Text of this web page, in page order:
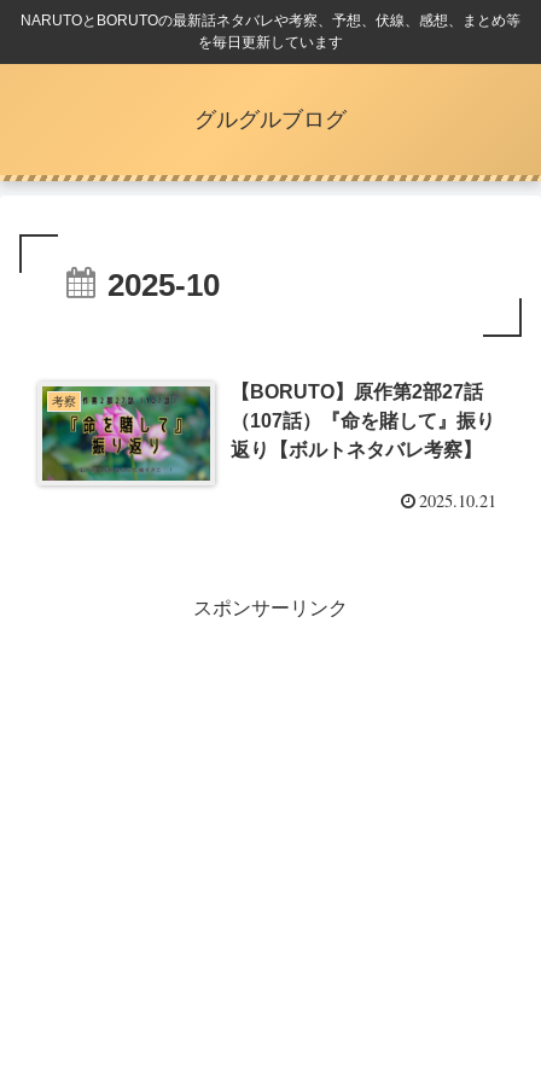
NARUTOとBORUTOの最新話ネタバレや考察、予想、伏線、感想、まとめ等
を毎日更新しています
グルグルブログ
2025-10
考察
【BORUTO】原作第2部27話
（107話）『命を賭して』振り
返り【ボルトネタバレ考察】
2025.10.21
スポンサーリンク